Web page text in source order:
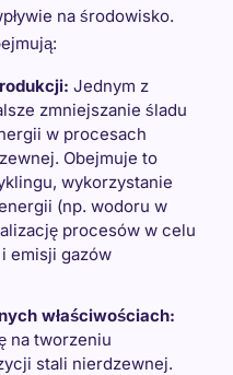
na środowisko.
Jednym z
zmniejszanie śladu
w procesach
Obejmuje to
wykorzystanie
(np. wodoru w
procesów w celu
emisji gazów
właściwościach:
na tworzeniu
stali nierdzewnej.